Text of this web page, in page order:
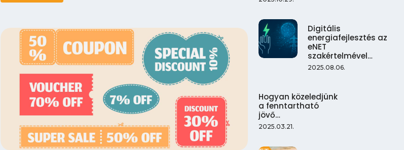
Digitális
energiafejlesztés az
eNET
szakértelmével…
2025.08.06.
Hogyan közeledjünk
a fenntartható
jövő…
2025.03.21.